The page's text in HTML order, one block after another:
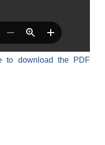
to download the PDF